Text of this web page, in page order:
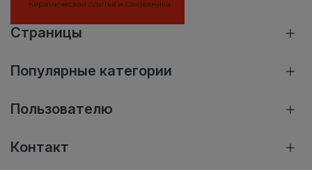
Страницы
Популярные категории
Пользователю
Контакт